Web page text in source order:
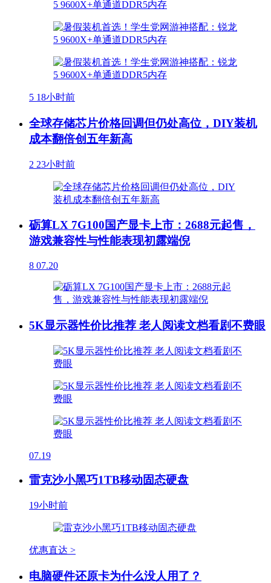
5 18小时前
全球存储芯片价格回调但仍处高位，DIY装机
成本翻倍创五年新高
2 23小时前
砺算LX 7G100国产显卡上市：2688元起售，
游戏兼容性与性能表现初露端倪
8 07.20
5K显示器性价比推荐 老人阅读文档看剧不费眼
07.19
雷克沙小黑巧1TB移动固态硬盘
19小时前
优惠直达 >
电脑硬件还原卡为什么没人用了？